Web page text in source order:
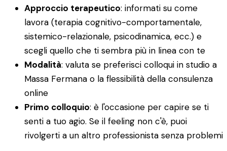
Approccio terapeutico: informati su come
lavora (terapia cognitivo-comportamentale,
sistemico-relazionale, psicodinamica, ecc.) e
scegli quello che ti sembra più in linea con te
Modalità: valuta se preferisci colloqui in studio a
Massa Fermana o la flessibilità della consulenza
online
Primo colloquio: è l'occasione per capire se ti
senti a tuo agio. Se il feeling non c'è, puoi
rivolgerti a un altro professionista senza problemi